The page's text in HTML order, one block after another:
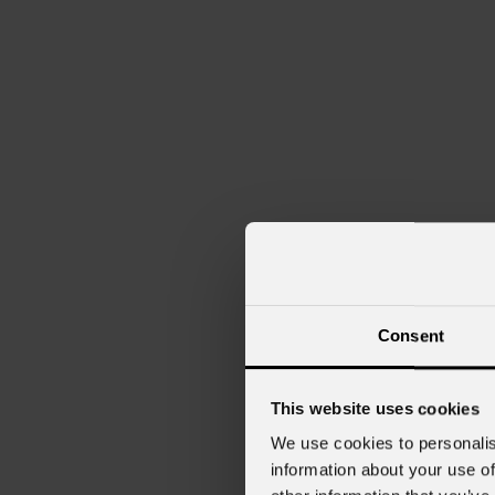
Consent
This website uses cookies
We use cookies to
information about your use